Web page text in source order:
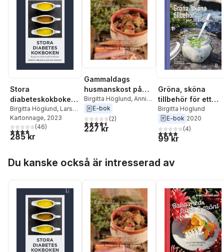
Stora
diabeteskokboken :
recept och råd för
stabilt blodsocker
Birgitta Höglund, Lars-
Erik Litsfeldt
Kartonnage, 2023
3,8utav 5 stjärnor. Totalt antal röster:
(46)
285 kr
Gammaldags
husmanskost på
nytt sätt
Birgitta Höglund, Annika
Dahlqvist
E-bok
4,5utav 5 stjärnor. Totalt antal röster:
(2)
227 kr
Gröna, sköna
tillbehör för ett
friskare liv
Birgitta Höglund
E-bok 2020
4,0utav 5 stjärnor.
(4)
99 kr
Du kanske också är intresserad av